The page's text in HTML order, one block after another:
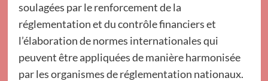
soulagées par le renforcement de la
réglementation et du contrôle financiers et
l’élaboration de normes internationales qui
peuvent être appliquées de manière harmonisée
par les organismes de réglementation nationaux.